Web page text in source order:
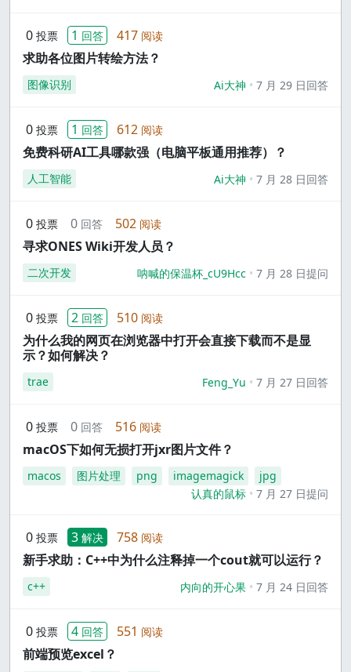
0 投票 1 回答 417 阅读
求助各位图片转绘方法？
图像识别 Ai大神 7 月 29 日回答
0 投票 1 回答 612 阅读
免费科研AI工具哪款强（电脑平板通用推荐）？
人工智能 Ai大神 7 月 28 日回答
0 投票 0 回答 502 阅读
寻求ONES Wiki开发人员？
二次开发 呐喊的保温杯_cU9Hcc 7 月 28 日提问
0 投票 2 回答 510 阅读
为什么我的网页在浏览器中打开会直接下载而不是显
示？如何解决？
trae Feng_Yu 7 月 27 日回答
0 投票 0 回答 516 阅读
macOS下如何无损打开jxr图片文件？
macos 图片处理 png imagemagick
jpg
认真的鼠标
7 月 27 日提问
0 投票 3 解决 758 阅读
新手求助：C++中为什么注释掉一个cout就可以运行？
c++ 内向的开心果 7 月 24 日回答
0 投票 4 回答 551 阅读
前端预览excel？